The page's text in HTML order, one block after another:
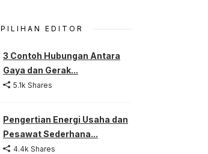
PILIHAN EDITOR
3 Contoh Hubungan Antara
Gaya dan Gerak...
5.1k Shares
Pengertian Energi Usaha dan
Pesawat Sederhana...
4.4k Shares